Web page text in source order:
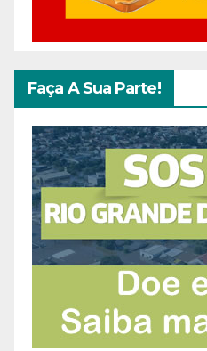
Faça A Sua Parte!